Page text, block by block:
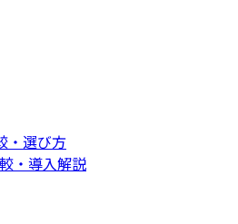
・選び方
・導入解説